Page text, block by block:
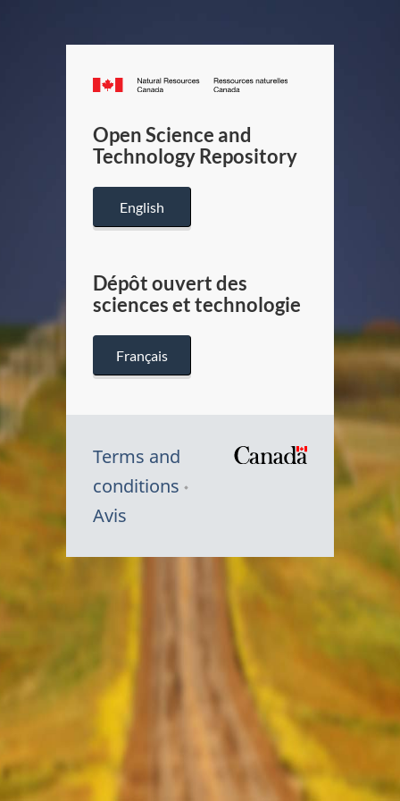
Canada.ca
/
Canada
Open Science and
Technology Repository
English
Dépôt ouvert des
sciences et technologie
Français
Terms and
conditions
Avis
Symbole
Canada